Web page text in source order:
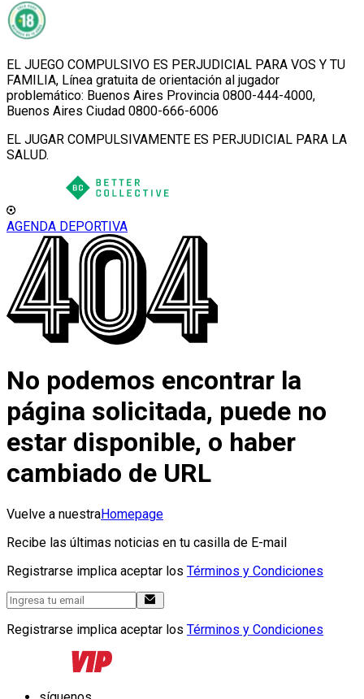
EL JUEGO COMPULSIVO ES PERJUDICIAL PARA VOS Y TU
FAMILIA, Línea gratuita de orientación al jugador
problemático: Buenos Aires Provincia 0800-444-4000,
Buenos Aires Ciudad 0800-666-6006
EL JUGAR COMPULSIVAMENTE ES PERJUDICIAL PARA LA
SALUD.
AGENDA DEPORTIVA
No podemos encontrar la
página solicitada, puede no
estar disponible, o haber
cambiado de URL
Vuelve a nuestraHomepage
Recibe las últimas noticias en tu casilla de E-mail
Registrarse implica aceptar los Términos y Condiciones
Registrarse implica aceptar los Términos y Condiciones